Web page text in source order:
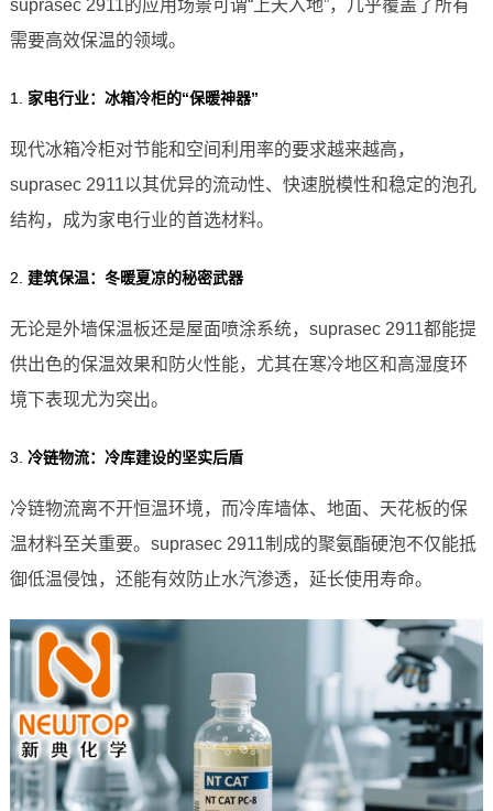
suprasec 2911的应用场景可谓“上天入地”，几乎覆盖了所有
需要高效保温的领域。
1. 家电行业：冰箱冷柜的“保暖神器”
现代冰箱冷柜对节能和空间利用率的要求越来越高，
suprasec 2911以其优异的流动性、快速脱模性和稳定的泡孔
结构，成为家电行业的首选材料。
2. 建筑保温：冬暖夏凉的秘密武器
无论是外墙保温板还是屋面喷涂系统，suprasec 2911都能提
供出色的保温效果和防火性能，尤其在寒冷地区和高湿度环
境下表现尤为突出。
3. 冷链物流：冷库建设的坚实后盾
冷链物流离不开恒温环境，而冷库墙体、地面、天花板的保
温材料至关重要。suprasec 2911制成的聚氨酯硬泡不仅能抵
御低温侵蚀，还能有效防止水汽渗透，延长使用寿命。